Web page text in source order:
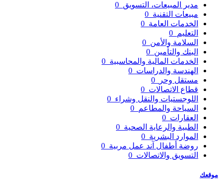
مدير المبيعات، التسويق
مبيعات التقنية
الخدمات العامة
التعليم
السلامة والأمن
البنك والتأمين
الخدمات المالية والمحاسبية
الهندسة والدراسات
مستقل وحر
قطاع الاتصالات
اللوجستيات والنقل وشراء
السياحة والمطاعم
العقارات
الطبية والرعاية الصحية
الموارد البشرية
روضة أطفال آند عمل مربية
التسويق والاتصالات
موقعك